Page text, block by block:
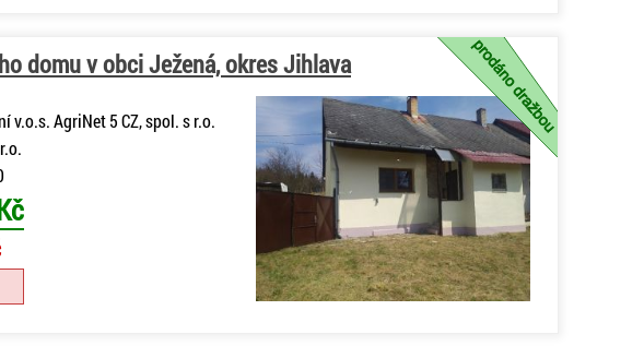
domu v obci Ježená, okres Jihlava
v.o.s. AgriNet 5 CZ, spol. s r.o.